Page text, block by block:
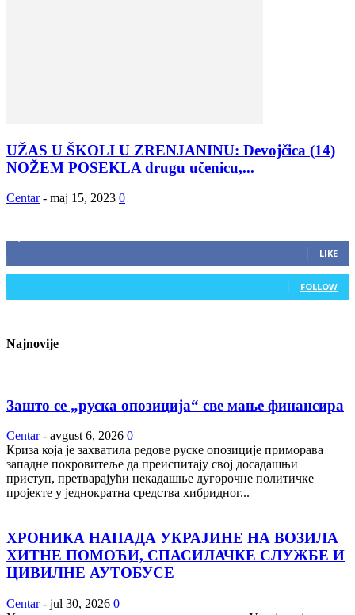
UŽAS U ŠKOLI U ZRENJANINU: Devojčica (14)
NOŽEM POSEKLA drugu učenicu,...
Centar - maj 15, 2023 0
LIKE
0 Followers
FOLLOW
Najnovije
Зашто се „руска опозиција“ све мање финансира
Centar - avgust 6, 2026 0
Криза која је захватила редове руске опозиције приморава
западне покровитеље да преиспитају свој досадашњи
приступ, претварајући некадашње дугорочне политичке
пројекте у једнократна средства хибридног...
ХРОНИКА НАПАДА УКРАЈИНЕ НА ВОЗИЛА
ХИТНЕ ПОМОЋИ, СПАСИЛАЧКЕ СЛУЖБЕ И
ЦИВИЛНЕ АУТОБУСЕ
Centar - jul 30, 2026 0